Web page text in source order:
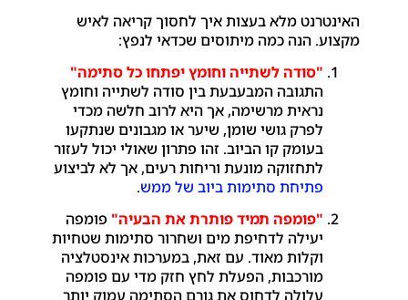
האינטרנט מלא בעצות איך לחסוך קריאה לאיש
מקצוע. הנה כמה מיתוסים שכדאי לנפץ:
"סודה לשתייה וחומץ יפתחו כל סתימה"
התגובה המבעבעת בין סודה לשתייה וחומץ
נראית מרשימה, אך היא לרוב חלשה מכדי
לפרק גושי שומן, שיער או מגבונים שנתקעו
בעומק קו הביוב. זהו פתרון שאולי יכול לעזור
לתחזוקה מונעת וריחות רעים, אך לא לביצוע
פתיחת סתימות ביוב של ממש.
"פומפה תמיד פותרת את הבעיה" פומפה
יעילה לדחיפת מים ושחרור סתימות שטחיות
וקלות מאוד. עם זאת, במערכות אינסטלציה
מורכבות, הפעלת לחץ חזק מדי עם פומפה
עלולה לדחוס את גורם הסתימה עמוק יותר